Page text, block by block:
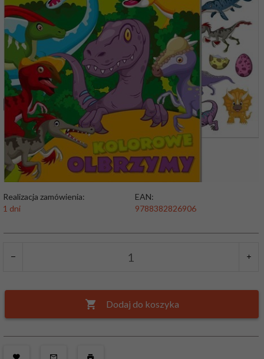
Realizacja zamówienia:
1 dni
EAN:
9788382826906
Dodaj do koszyka